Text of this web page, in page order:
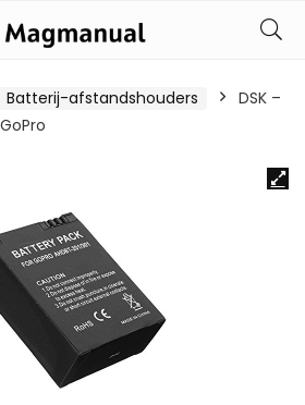
Batterij-afstandshouders
DSK –